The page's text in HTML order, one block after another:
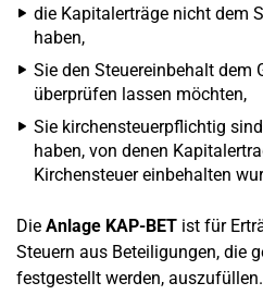
die Kapitalerträge nicht dem
haben,
Sie den Steuereinbehalt dem
überprüfen lassen möchten,
Sie kirchensteuerpflichtig
haben, von denen
Kirchensteuer einbehalten
Die Anlage KAP-BET ist für
Steuern aus Beteiligungen, die
festgestellt werden, auszufüllen.